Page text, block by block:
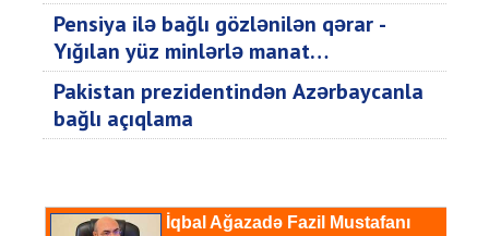
Pensiya ilə bağlı gözlənilən qərar -
Yığılan yüz minlərlə manat…
Pakistan prezidentindən Azərbaycanla
bağlı açıqlama